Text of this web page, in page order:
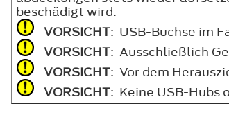
beschädigt wird.
VORSICHT: USB-Buchse im
VORSICHT: Ausschließlich
VORSICHT: Vor dem
VORSICHT: Keine USB-Hubs